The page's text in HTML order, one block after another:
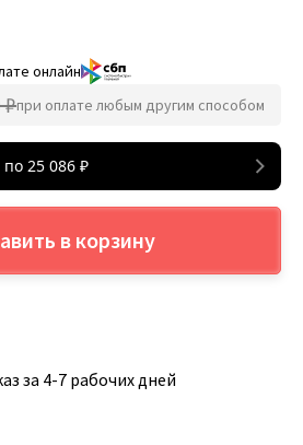
онлайн
₽при оплате любым другим способом
по 25 086 ₽
в корзину
за 4-7 рабочих дней